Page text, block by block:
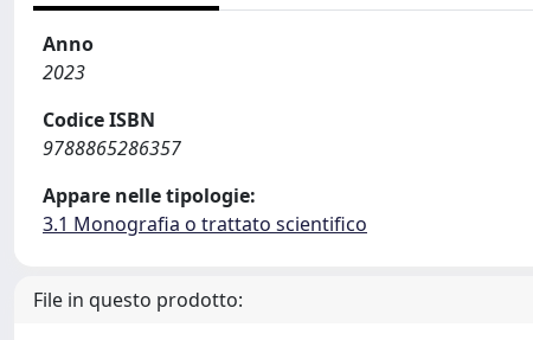
Anno
2023
Codice ISBN
9788865286357
Appare nelle tipologie:
3.1 Monografia o trattato scientifico
File in questo prodotto: